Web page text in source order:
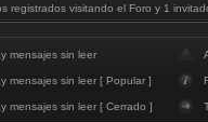
registrados visitando el Foro y 1
mensajes sin leer
mensajes sin leer [ Popular ]
mensajes sin leer [ Cerrado ]